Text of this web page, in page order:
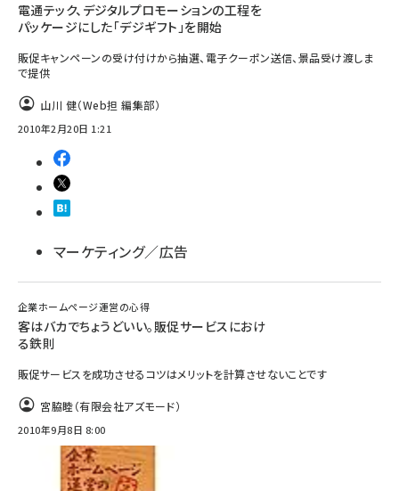
電通テック、デジタルプロモーションの工程を
パッケージにした「デジギフト」を開始
販促キャンペーンの受け付けから抽選、電子クーポン送信、景品受け渡しま
で提供
山川 健（Web担 編集部）
2010年2月20日 1:21
マーケティング／広告
企業ホームページ運営の心得
客はバカでちょうどいい。販促サービスにおけ
る鉄則
販促サービスを成功させるコツはメリットを計算させないことです
宮脇睦（有限会社アズモード）
2010年9月8日 8:00